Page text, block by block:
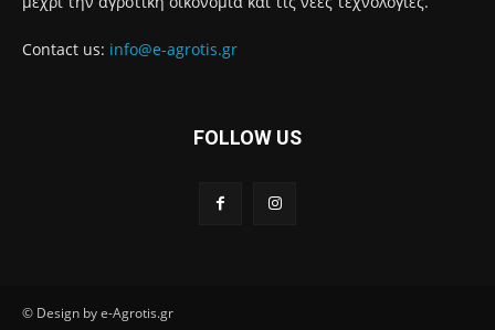
Contact us: info@e-agrotis.gr
FOLLOW US
© Design by e-Agrotis.gr